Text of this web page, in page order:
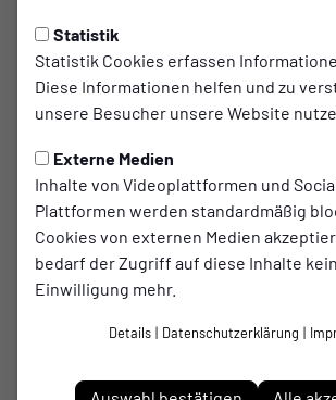
Statistik
Statistik Cookies erfassen
Diese Informationen helfen und zu
unsere Besucher unsere Website
Externe Medien
Inhalte von Videoplattformen und
Plattformen werden standardmäßig
Cookies von externen Medien
bedarf der Zugriff auf diese Inhalte
Einwilligung mehr.
Details | Datenschutzerklärung |
Lukasz
Reimann
Im Verein seit